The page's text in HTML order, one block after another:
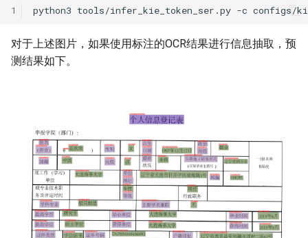
1 python3 tools/infer_kie_token_ser.py -c configs/
对于上述图片，如果使用标注的OCR结果进行信息抽取，预
测结果如下。